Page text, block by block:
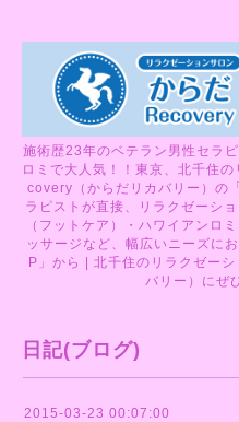
施術歴23年のベテラン男性セラ
ロミで大人気！！東京、北千住
covery（からだリカバリー）の
ラピストが直接、リラクゼーシ
（フットケア）・ハワイアンロ
ッサージなど、幅広いニーズに
P」から | 北千住のリラクゼー
バリー）にぜ
日記(ブログ)
2015-03-23 00:07:00